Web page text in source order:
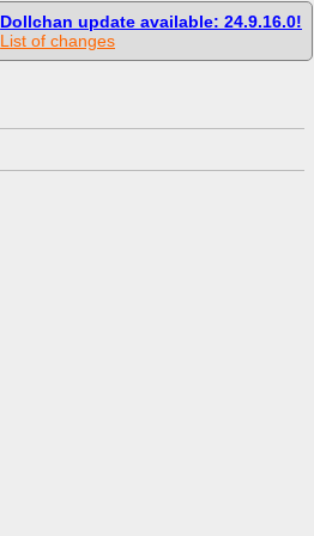
[Пасскод]
[Настройки]
[Стили]
Dollchan update available: 24.9.16.0!
List of changes